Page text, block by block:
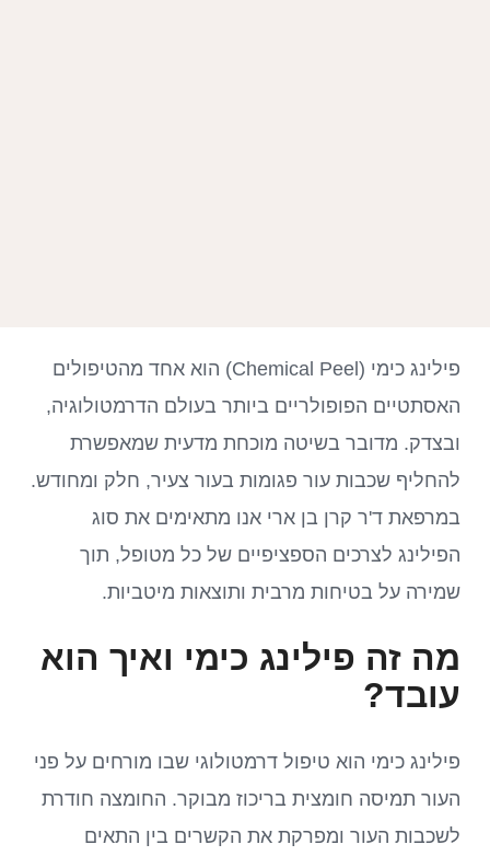
פילינג כימי (Chemical Peel) הוא אחד מהטיפולים
האסתטיים הפופולריים ביותר בעולם הדרמטולוגיה,
ובצדק. מדובר בשיטה מוכחת מדעית שמאפשרת
להחליף שכבות עור פגומות בעור צעיר, חלק ומחודש.
במרפאת ד'ר קרן בן ארי אנו מתאימים את סוג
הפילינג לצרכים הספציפיים של כל מטופל, תוך
שמירה על בטיחות מרבית ותוצאות מיטביות.
מה זה פילינג כימי ואיך הוא
עובד?
פילינג כימי הוא טיפול דרמטולוגי שבו מורחים על פני
העור תמיסה חומצית בריכוז מבוקר. החומצה חודרת
לשכבות העור ומפרקת את הקשרים בין התאים